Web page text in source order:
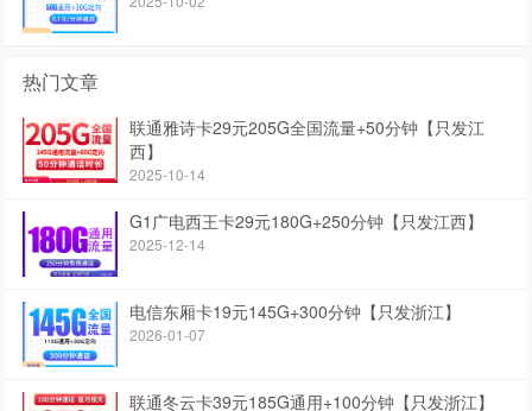
热门文章
联通雅诗卡29元205G全国流量+50分钟【只发江
西】
2025-10-14
G1广电西王卡29元180G+250分钟【只发江西】
2025-12-14
电信东厢卡19元145G+300分钟【只发浙江】
2026-01-07
联通冬云卡39元185G通用+100分钟【只发浙江】